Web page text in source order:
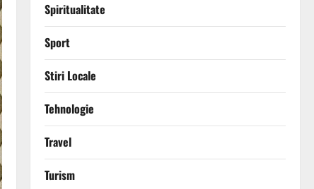
Spiritualitate
Sport
Stiri Locale
Tehnologie
Travel
Turism